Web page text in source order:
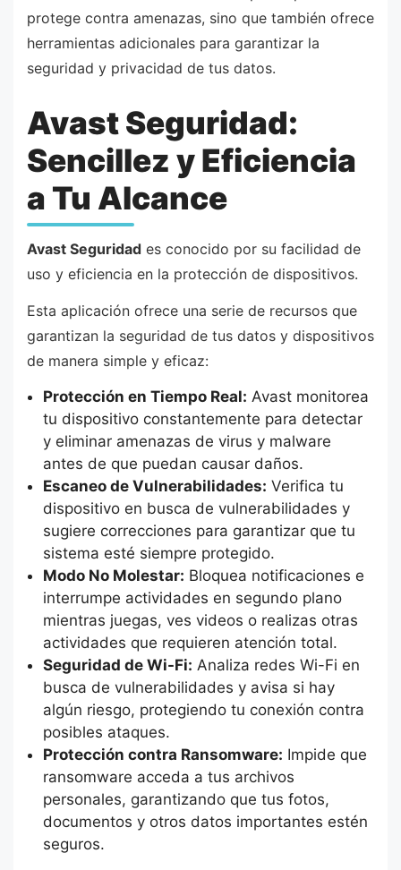
protege contra amenazas, sino que también ofrece
herramientas adicionales para garantizar la
seguridad y privacidad de tus datos.
Avast Seguridad:
Sencillez y Eficiencia
a Tu Alcance
Avast Seguridad es conocido por su facilidad de
uso y eficiencia en la protección de dispositivos.
Esta aplicación ofrece una serie de recursos que
garantizan la seguridad de tus datos y dispositivos
de manera simple y eficaz:
Protección en Tiempo Real: Avast monitorea
tu dispositivo constantemente para detectar
y eliminar amenazas de virus y malware
antes de que puedan causar daños.
Escaneo de Vulnerabilidades: Verifica tu
dispositivo en busca de vulnerabilidades y
sugiere correcciones para garantizar que tu
sistema esté siempre protegido.
Modo No Molestar: Bloquea notificaciones e
interrumpe actividades en segundo plano
mientras juegas, ves videos o realizas otras
actividades que requieren atención total.
Seguridad de Wi-Fi: Analiza redes Wi-Fi en
busca de vulnerabilidades y avisa si hay
algún riesgo, protegiendo tu conexión contra
posibles ataques.
Protección contra Ransomware: Impide que
ransomware acceda a tus archivos
personales, garantizando que tus fotos,
documentos y otros datos importantes estén
seguros.